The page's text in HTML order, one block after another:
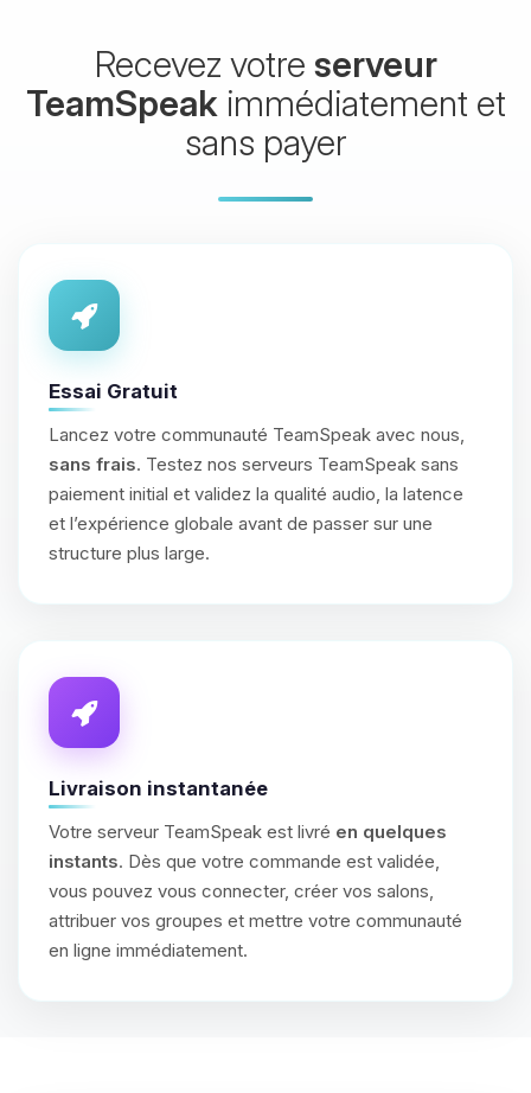
Recevez votre serveur
TeamSpeak immédiatement et
sans payer
Essai Gratuit
Lancez votre communauté TeamSpeak avec nous,
sans frais. Testez nos serveurs TeamSpeak sans
paiement initial et validez la qualité audio, la latence
et l’expérience globale avant de passer sur une
structure plus large.
Livraison instantanée
Votre serveur TeamSpeak est livré en quelques
instants. Dès que votre commande est validée,
vous pouvez vous connecter, créer vos salons,
attribuer vos groupes et mettre votre communauté
en ligne immédiatement.